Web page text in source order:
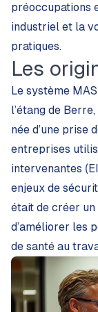
préoccupations
industriel et la
pratiques.
Les
Le système
l’étang de
née d’une prise
entreprises
intervenantes
enjeux de
était de créer
d’améliorer les
de santé au